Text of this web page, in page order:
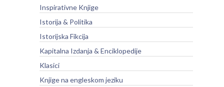
Inspirativne Knjige
Istorija & Politika
Istorijska Fikcija
Kapitalna Izdanja & Enciklopedije
Klasici
Knjige na engleskom jeziku